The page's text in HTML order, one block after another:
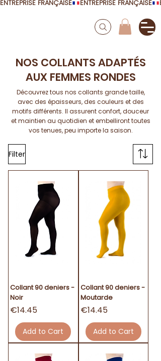
ENTREPRISE FRANÇAISE
NOS COLLANTS ADAPTÉS
AUX FEMMES RONDES
Découvrez tous nos collants grande taille,
avec des épaisseurs, des couleurs et des
motifs différents. Il assurent confort, douceur
et maintien au quotidien et embelliront toutes
vos tenues, peu importe la saison.
Filter
Collant 90 deniers -
Noir
Price
€14.45
Add to Cart
Collant 90 deniers -
Moutarde
Price
€14.45
Add to Cart